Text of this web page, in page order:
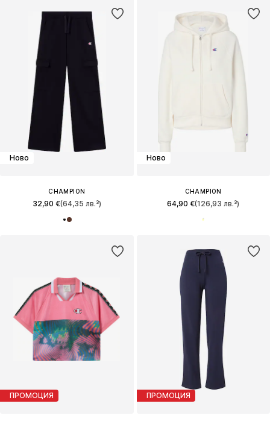
Ново
CHAMPION
32,90 €(64,35 лв.³)
Ново
CHAMPION
64,90 €(126,93 лв.³)
ПРОМОЦИЯ ПРОМОЦИЯ